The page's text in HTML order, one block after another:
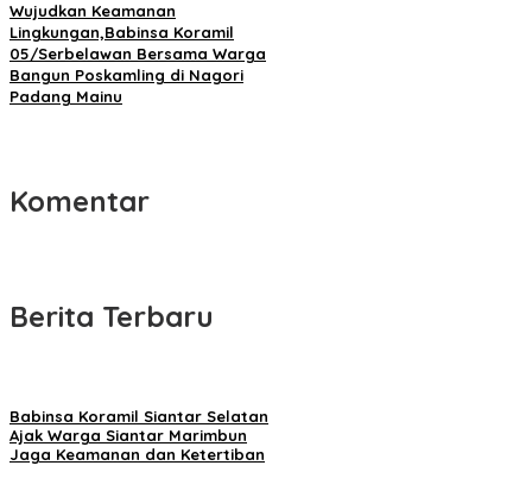
Wujudkan Keamanan
Lingkungan,Babinsa Koramil
05/Serbelawan Bersama Warga
Bangun Poskamling di Nagori
Padang Mainu
Komentar
Berita Terbaru
Babinsa Koramil Siantar Selatan
Ajak Warga Siantar Marimbun
Jaga Keamanan dan Ketertiban